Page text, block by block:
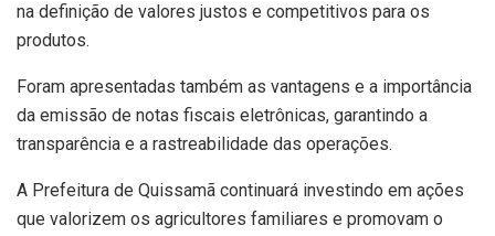
na definição de valores justos e competitivos para os
produtos.
Foram apresentadas também as vantagens e a importância
da emissão de notas fiscais eletrônicas, garantindo a
transparência e a rastreabilidade das operações.
A Prefeitura de Quissamã continuará investindo em ações
que valorizem os agricultores familiares e promovam o